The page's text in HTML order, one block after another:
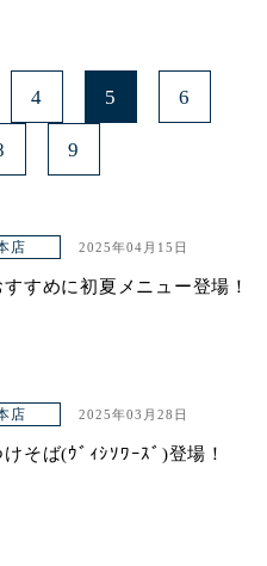
4 5 6
9
店 2025年04月15日
すめに初夏メニュー登場！
店 2025年03月28日
けそば(ｳﾞｨｼｿﾜｰｽﾞ)登場！